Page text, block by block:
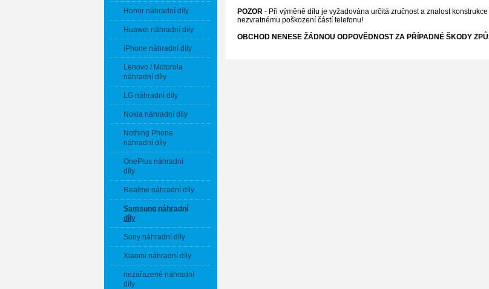
Honor náhradní díly
Huawei náhradní díly
iPhone náhradní díly
Lenovo / Motorola
náhradní díly
LG náhradní díly
Nokia náhradní díly
Nothing Phone
náhradní díly
OnePlus náhradní
díly
Realme náhradní díly
Samsung náhradní
díly
Sony náhradní díly
Xiaomi náhradní díly
nezařazené náhradní
díly
POZOR - Při výměně dílu je vyžadována určitá zručnost a znalost
nezvratnému poškození částí telefonu!
OBCHOD NENESE ŽÁDNOU ODPOVĚDNOST ZA PŘÍPADNÉ ŠKODY